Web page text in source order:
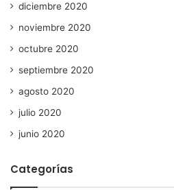
diciembre 2020
noviembre 2020
octubre 2020
septiembre 2020
agosto 2020
julio 2020
junio 2020
Categorías